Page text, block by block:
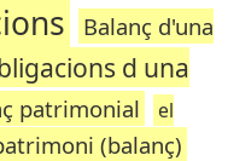
Balanç d'una
d una
patrimonial
el
(balanç)